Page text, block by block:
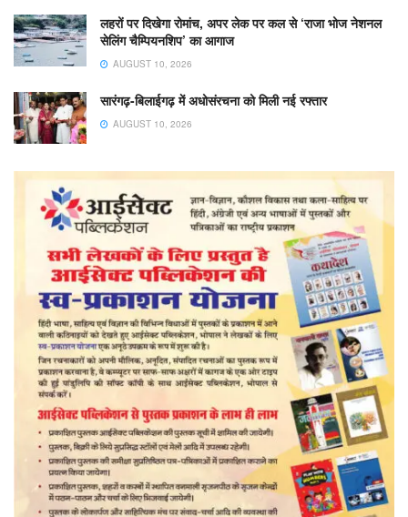
लहरों पर दिखेगा रोमांच, अपर लेक पर कल से ‘राजा भोज नेशनल
सेलिंग चैम्पियनशिप’ का आगाज
AUGUST 10, 2026
सारंगढ़-बिलाईगढ़ में अधोसंरचना को मिली नई रफ्तार
AUGUST 10, 2026